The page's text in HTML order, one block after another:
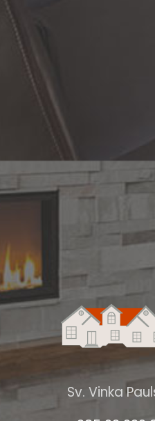
Sv. Vinka